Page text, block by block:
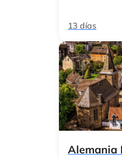
13 días
Alemania